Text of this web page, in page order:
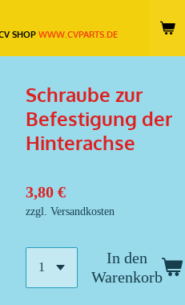
SHOPWWW.CVPARTS.DE
Schraube zur
Befestigung der
Hinterachse
3,80 €
zzgl. Versandkosten
In den
Warenkorb